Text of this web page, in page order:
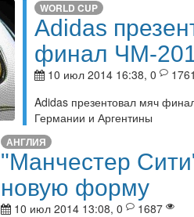
WORLD CUP
Adidas
финал ЧМ-
10 июл 2014 16:38, 0
1761
Adidas презентовал мяч
Германии и Аргентины
АНГЛИЯ
"Манчестер
новую форму
10 июл 2014 13:08, 0
1687